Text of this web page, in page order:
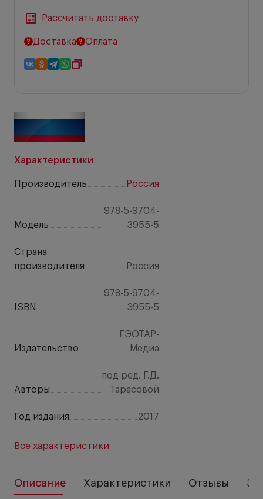
Характеристики
Производитель Россия
Модель
978-5-9704-
3955-5
Страна
производителя
Россия
ISBN
978-5-9704-
3955-5
Издательство
ГЭОТАР-
Медиа
Авторы
под ред. Г.Д.
Тарасовой
Год издания 2017
Все характеристики
Рассчитать доставку
Доставка Оплата
Описание Характеристики Отзывы